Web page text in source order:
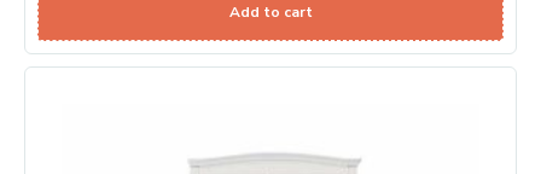
Add to cart